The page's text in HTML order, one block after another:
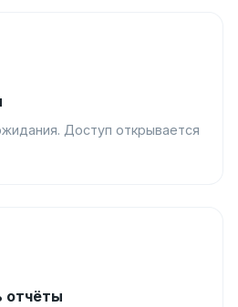
Доступ открывается
отчёты